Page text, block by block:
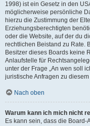
1998) ist ein Gesetz in den
möglicherweise persönliche
hierzu die Zustimmung der
Erziehungsberechtigten
oder die Website, auf der du
rechtlichen Beistand zu Rate.
Besitzer dieses Boards keine
Anlaufstelle für
unter der Frage „An wen soll
juristische Anfragen zu
Nach oben
Warum kann ich mich nicht
Es kann sein, dass die